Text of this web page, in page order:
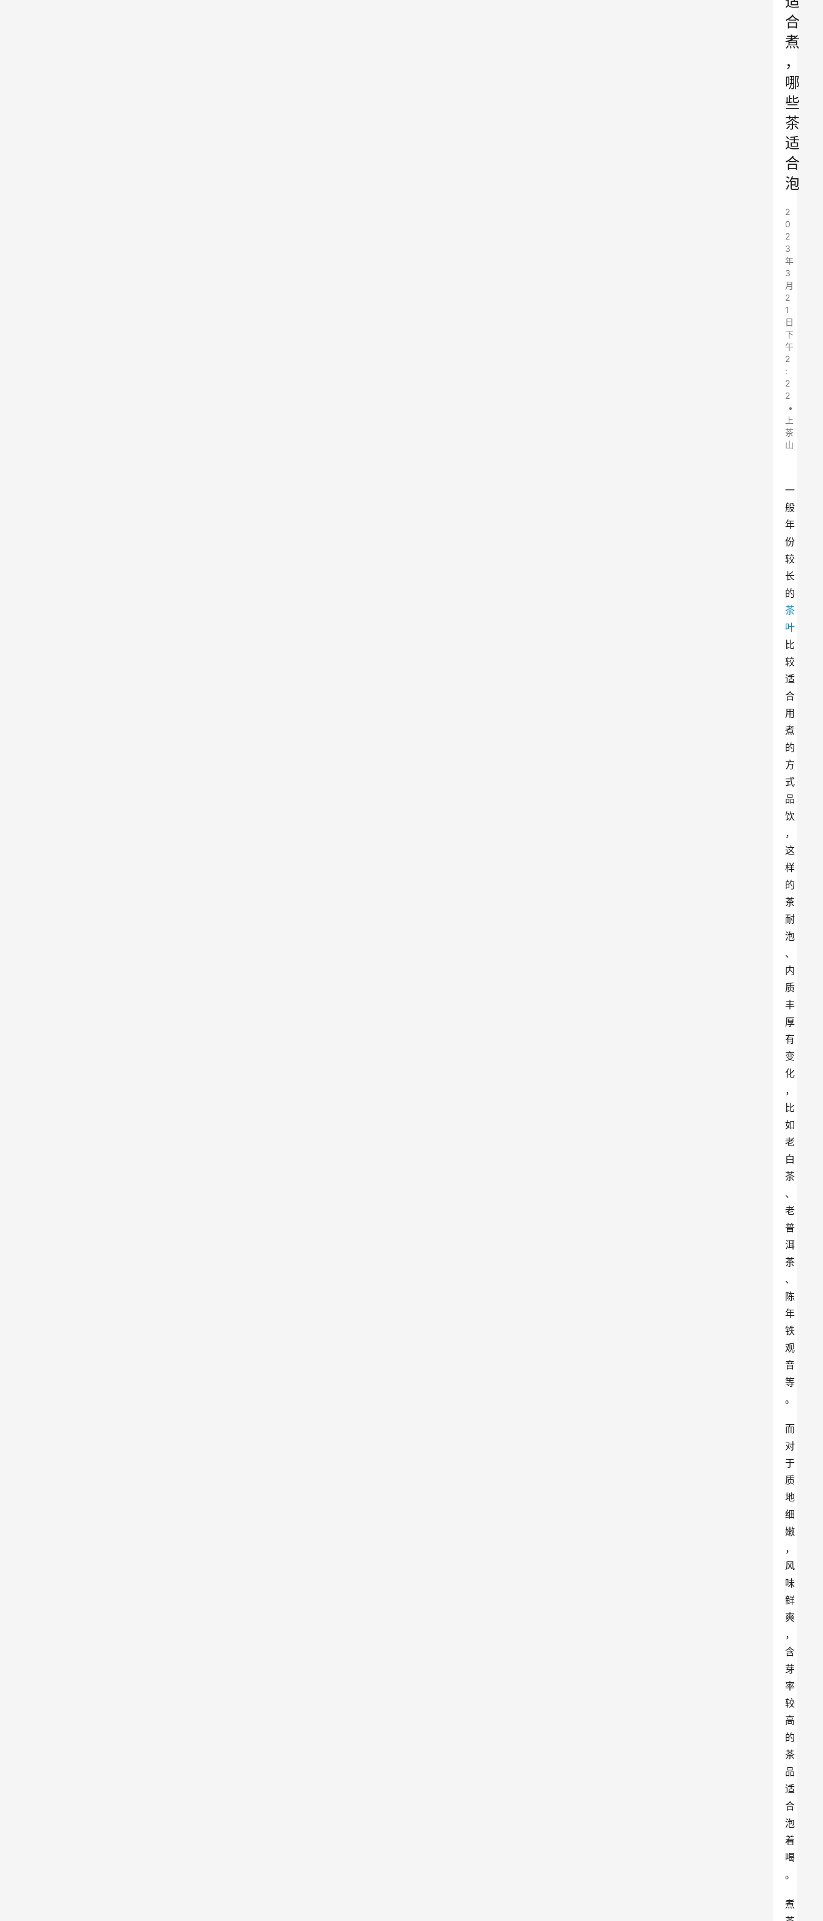
合
煮
，
哪
些
茶
适
合
泡
2
0
2
3
年
3
月
2
1
日
下
午
2
:
2
2
•
上
茶
山
一
般
年
份
较
长
的
茶
叶
比
较
适
合
用
煮
的
方
式
品
饮
，
这
样
的
茶
耐
泡
、
内
质
丰
厚
有
变
化
，
比
如
老
白
茶
、
老
普
洱
茶
、
陈
年
铁
观
音
等
。
而
对
于
质
地
细
嫩
，
风
味
鲜
爽
，
含
芽
率
较
高
的
茶
品
适
合
泡
着
喝
。
煮